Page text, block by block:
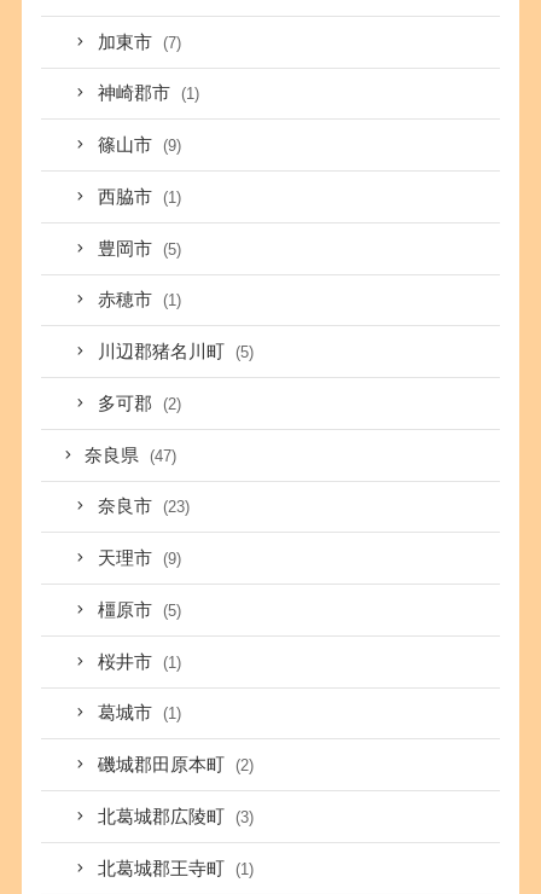
加東市 (7)
神崎郡市 (1)
篠山市 (9)
西脇市 (1)
豊岡市 (5)
赤穂市 (1)
川辺郡猪名川町 (5)
多可郡 (2)
奈良県 (47)
奈良市 (23)
天理市 (9)
橿原市 (5)
桜井市 (1)
葛城市 (1)
磯城郡田原本町 (2)
北葛城郡広陵町 (3)
北葛城郡王寺町 (1)